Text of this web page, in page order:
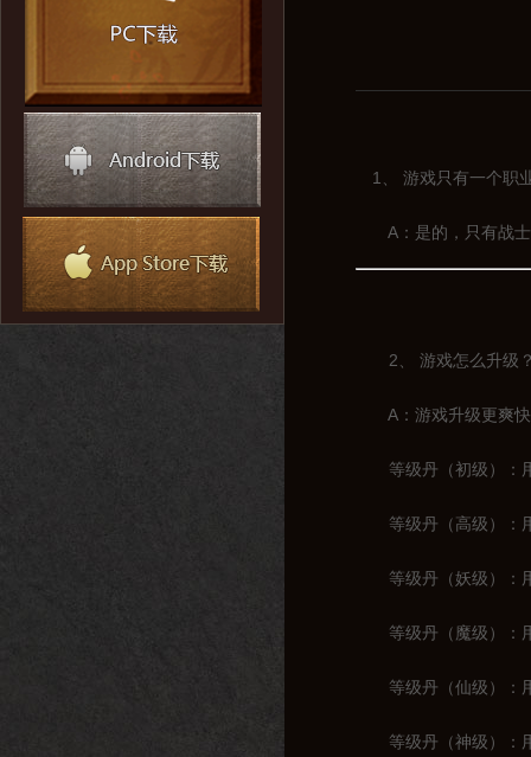
1、 游戏只有一个职
A：是的，只有战士
2、 游戏怎么升级
A：游戏升级更爽快
等级丹（初级）：
等级丹（高级）：
等级丹（妖级）：
等级丹（魔级）：
等级丹（仙级）：
等级丹（神级）：